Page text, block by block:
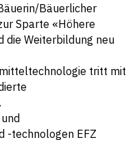
Bäuerlicher
Sparte «Höhere
die Weiterbildung neu
tritt mit
-technologen EFZ